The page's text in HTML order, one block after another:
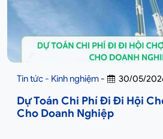
Tin tức - Kinh nghiệm - 30/05/
Dự Toán Chi Phí Đi Đi Hội
Cho Doanh Nghiệp